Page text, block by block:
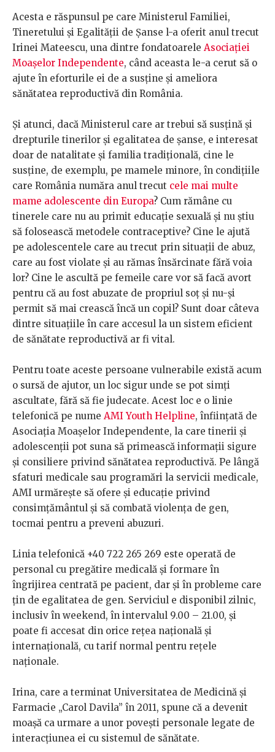
Acesta e răspunsul pe care Ministerul Familiei,
Tineretului și Egalității de Șanse l-a oferit anul trecut
Irinei Mateescu, una dintre fondatoarele Asociației
Moașelor Independente, când aceasta le-a cerut să o
ajute în eforturile ei de a susține și ameliora
sănătatea reproductivă din România.
Și atunci, dacă Ministerul care ar trebui să susțină și
drepturile tinerilor și egalitatea de șanse, e interesat
doar de natalitate și familia tradițională, cine le
susține, de exemplu, pe mamele minore, în condițiile
care România număra anul trecut cele mai multe
mame adolescente din Europa? Cum rămâne cu
tinerele care nu au primit educație sexuală și nu știu
să folosească metodele contraceptive? Cine le ajută
pe adolescentele care au trecut prin situații de abuz,
care au fost violate și au rămas însărcinate fără voia
lor? Cine le ascultă pe femeile care vor să facă avort
pentru că au fost abuzate de propriul soț și nu-și
permit să mai crească încă un copil? Sunt doar câteva
dintre situațiile în care accesul la un sistem eficient
de sănătate reproductivă ar fi vital.
Pentru toate aceste persoane vulnerabile există acum
o sursă de ajutor, un loc sigur unde se pot simți
ascultate, fără să fie judecate. Acest loc e o linie
telefonică pe nume AMI Youth Helpline, înființată de
Asociația Moașelor Independente, la care tinerii și
adolescenții pot suna să primească informații sigure
și consiliere privind sănătatea reproductivă. Pe lângă
sfaturi medicale sau programări la servicii medicale,
AMI urmărește să ofere și educație privind
consimțământul și să combată violența de gen,
tocmai pentru a preveni abuzuri.
Linia telefonică +40 722 265 269 este operată de
personal cu pregătire medicală și formare în
îngrijirea centrată pe pacient, dar și în probleme care
țin de egalitatea de gen. Serviciul e disponibil zilnic,
inclusiv în weekend, în intervalul 9.00 – 21.00, și
poate fi accesat din orice rețea națională și
internațională, cu tarif normal pentru rețele
naționale.
Irina, care a terminat Universitatea de Medicină și
Farmacie „Carol Davila” în 2011, spune că a devenit
moașă ca urmare a unor povești personale legate de
interacțiunea ei cu sistemul de sănătate.